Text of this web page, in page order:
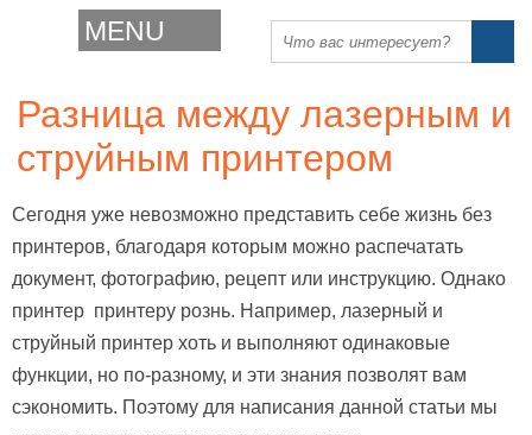
MENU
Разница между лазерным и
струйным принтером
Сегодня уже невозможно представить себе жизнь без
принтеров, благодаря которым можно распечатать
документ, фотографию, рецепт или инструкцию. Однако
принтер принтеру рознь. Например, лазерный и
струйный принтер хоть и выполняют одинаковые
функции, но по-разному, и эти знания позволят вам
сэкономить. Поэтому для написания данной статьи мы